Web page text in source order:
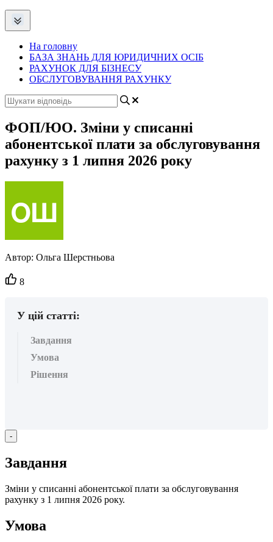
На головну
БАЗА ЗНАНЬ ДЛЯ ЮРИДИЧНИХ ОСІБ
РАХУНОК ДЛЯ БІЗНЕСУ
ОБСЛУГОВУВАННЯ РАХУНКУ
ФОП/ЮО. Зміни у списанні
абонентської плати за обслуговування
рахунку з 1 липня 2026 року
Автор: Ольга Шерстньова
Кількість
вподобайок:
8
У цій статті:
Завдання
Умова
Рішення
-
Завдання
Зміни у списанні абонентської плати за обслуговування
рахунку з 1 липня 2026 року.
Умова